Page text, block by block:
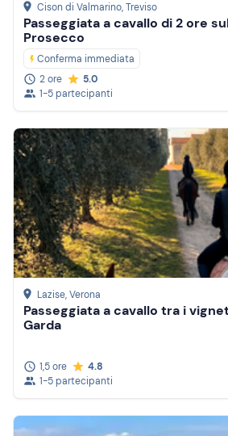
Cison di Valmarino, Treviso
Passeggiata a cavallo di 2 ore
Prosecco
Conferma immediata
2 ore
5.0
1-5 partecipanti
Lazise, Verona
Passeggiata a cavallo tra i
Garda
1,5 ore
4.8
1-5 partecipanti